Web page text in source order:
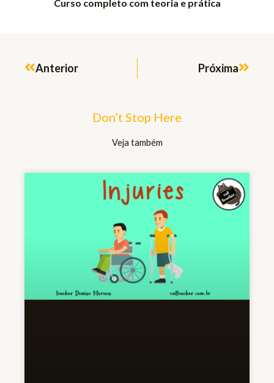
Curso completo com teoria e prática
Anterior Próxima
Don’t Stop Here
Veja também